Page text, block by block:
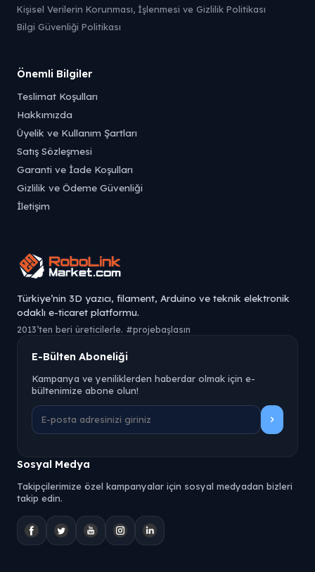
Kişisel Verilerin Korunması, İşlenmesi ve Gizlilik Politikası
Bilgi Güvenliği Politikası
Önemli Bilgiler
Teslimat Koşulları
Hakkımızda
Üyelik ve Kullanım Şartları
Satış Sözleşmesi
Garanti ve İade Koşulları
Gizlilik ve Ödeme Güvenliği
İletişim
Türkiye’nin 3D yazıcı, filament, Arduino ve teknik elektronik
odaklı e-ticaret platformu.
2013’ten beri üreticilerle. #projebaşlasın
E-Bülten Aboneliği
Kampanya ve yeniliklerden haberdar olmak için e-
bültenimize abone olun!
Sosyal Medya
Takipçilerimize özel kampanyalar için sosyal medyadan bizleri
takip edin.